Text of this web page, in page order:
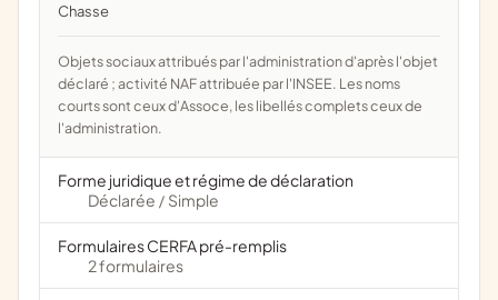
chasse
Objets sociaux attribués par l'administration d'après l'objet
déclaré ; activité NAF attribuée par l'INSEE. Les noms
courts sont ceux d'Assoce, les libellés complets ceux de
l'administration.
Forme juridique et régime de déclaration
Déclarée / Simple
Formulaires CERFA pré-remplis
2 formulaires